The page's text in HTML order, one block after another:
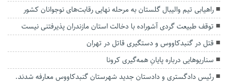
راهیابی تیم والیبال گلستان به مرحله نهایی رقابت‌های نوجوانان کشور
توقف طبیعت گردی آشوراده با دخالت استان مازندران پذیرفتنی نیست
قتل در گنبدکاووس و دستگیری قاتل در تهران
سناریوهایی درباره پایانِ همه‌گیری کرونا
رئیس دادگستری و دادستان جدید شهرستان گنبدکاووس معارفه شدند.